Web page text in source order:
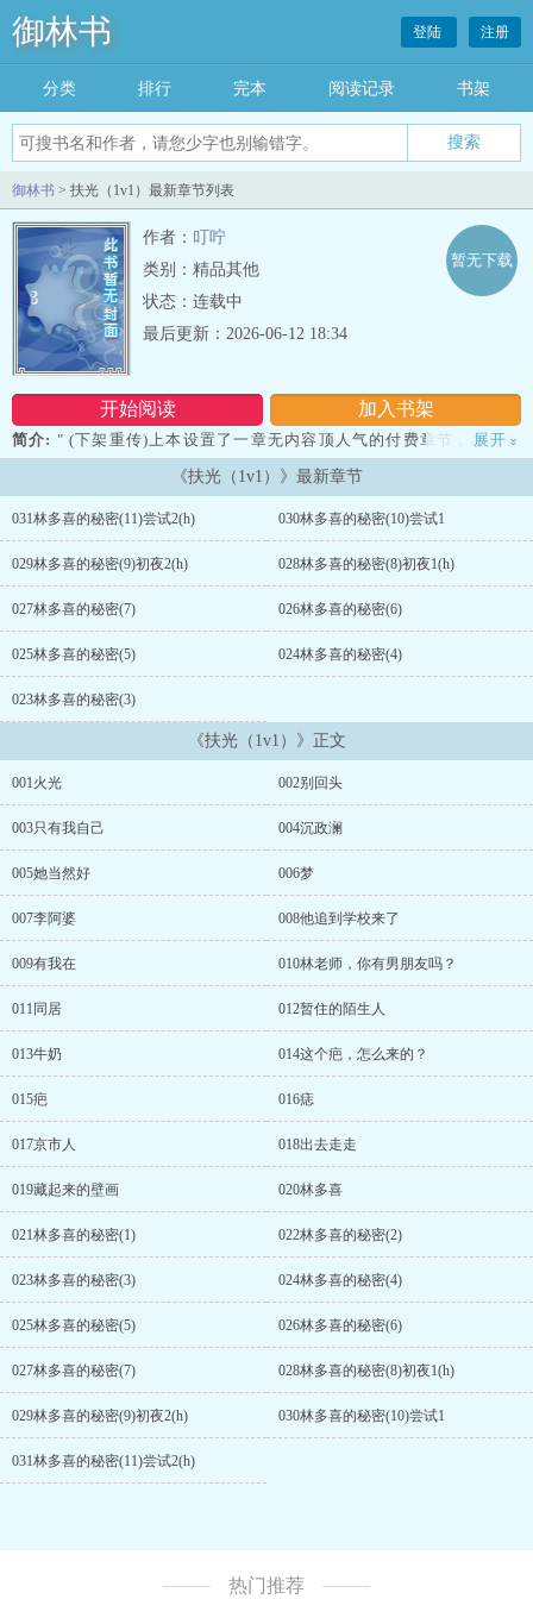
御林书 登陆 注册
分类 排行 完本 阅读记录 书架
御林书 > 扶光（1v1）最新章节列表
作者： 叮咛
类别：精品其他
状态：连载中
开始阅读 加入书架
暂无下载
最后更新：2026-06-12 18:34
简介: " (下架重传)上本设置了一章无内容顶人气的付费章节，发现很
多人买。怕被说打着发电标签收费，又没办法删除付费章，就下架
了。结果下架时忘记修改简介，后续也没法点进去更改了。没通知大
家，抱歉。......十八岁的林琅以为，爱情也好，梦想也罢，只要付出
中生存，就得有钱、有权，还得学会吃人。主剧情? 肉和剧情大概三
七分??为爱发电 写的慢写作过程中会修文，剧情出现我不满意的地
方，也会改。排雷：男主曾经有家里安排的未婚妻，非他本意，从未
认可。（现在没了）1-29章抽空会重写，剧情不变。...
展开 »
《扶光（1v1）》最新章节
031林多喜的秘密(11)尝试2(h) 030林多喜的秘密(10)尝试1
029林多喜的秘密(9)初夜2(h) 028林多喜的秘密(8)初夜1(h)
027林多喜的秘密(7) 026林多喜的秘密(6)
025林多喜的秘密(5) 024林多喜的秘密(4)
023林多喜的秘密(3)
《扶光（1v1）》正文
001火光 002别回头
003只有我自己 004沉政澜
005她当然好 006梦
007李阿婆 008他追到学校来了
009有我在 010林老师，你有男朋友吗？
011同居 012暂住的陌生人
013牛奶 014这个疤，怎么来的？
015疤 016痣
017京市人 018出去走走
019藏起来的壁画 020林多喜
021林多喜的秘密(1) 022林多喜的秘密(2)
023林多喜的秘密(3) 024林多喜的秘密(4)
025林多喜的秘密(5) 026林多喜的秘密(6)
027林多喜的秘密(7) 028林多喜的秘密(8)初夜1(h)
029林多喜的秘密(9)初夜2(h) 030林多喜的秘密(10)尝试1
031林多喜的秘密(11)尝试2(h)
热门推荐